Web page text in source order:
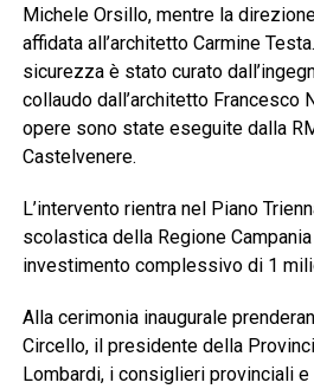
Michele Orsillo, mentre la
affidata all’architetto Carmine
sicurezza è stato curato
collaudo dall’architetto Francesco
opere sono state eseguite dalla
Castelvenere.
L’intervento rientra nel Piano
scolastica della Regione
investimento complessivo di 1
Alla cerimonia inaugurale
Circello, il presidente della
Lombardi, i consiglieri provinciali